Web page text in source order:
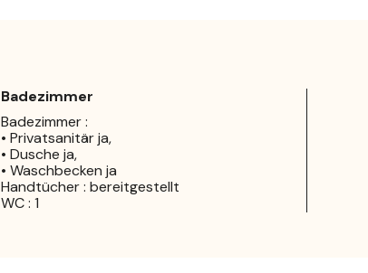
Badezimmer
Badezimmer :
• Privatsanitär ja,
• Dusche ja,
• Waschbecken ja
Handtücher : bereitgestellt
WC : 1